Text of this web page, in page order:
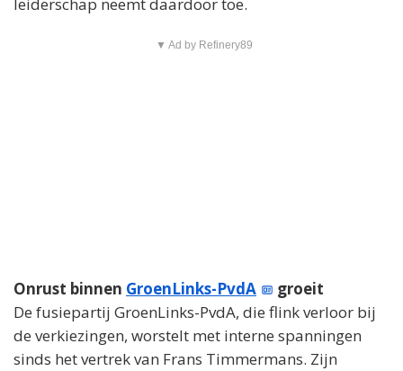
leiderschap neemt daardoor toe.
▼ Ad by Refinery89
Onrust binnen GroenLinks-PvdA
groeit
De fusiepartij GroenLinks-PvdA, die flink verloor bij
de verkiezingen, worstelt met interne spanningen
sinds het vertrek van Frans Timmermans. Zijn